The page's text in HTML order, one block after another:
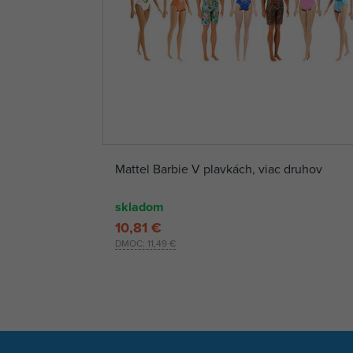
Mattel Barbie V plavkách, viac druhov
skladom
DMOC: 11,49 €
10,81 €